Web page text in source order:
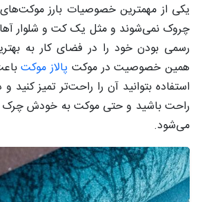
یکی از مهمترین خصوصیات بارز
چروک نمی‌شوند و مثل یک کت و شلوار
رسمی بودن خود را در فضای کار به
همین خصوصیت در موکت پالاز موکت
استفاده بتوانید آن را راحت‌تر تمیز کنید
راحت باشید و حتی موکت به خودش چرک
می‌شود.